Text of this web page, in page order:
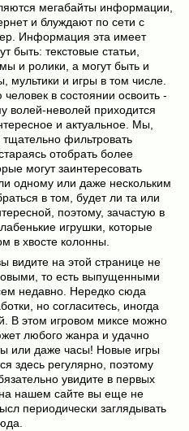
мегабайты информации,
и блуждают по сети с
Информация эта имеет
быть: текстовые статьи,
и ролики, а могут быть и
мультики и игры в том числе.
в состоянии освоить -
волей-неволей приходится
и актуальное. Мы,
фильтровать
отобрать более
могут заинтересовать
одному или даже нескольким
в том, будет ли та или
поэтому, зачастую в
игрушки, которые
в хвосте колонны.
видите на этой странице не
то есть выпущенными
недавно. Нередко сюда
но согласитесь, иногда
В этом игровом миксе можно
любого жанра и удачно
или даже часы! Новые игры
здесь регулярно, поэтому
увидите в первых
на нашем сайте вы еще не
периодически заглядывать